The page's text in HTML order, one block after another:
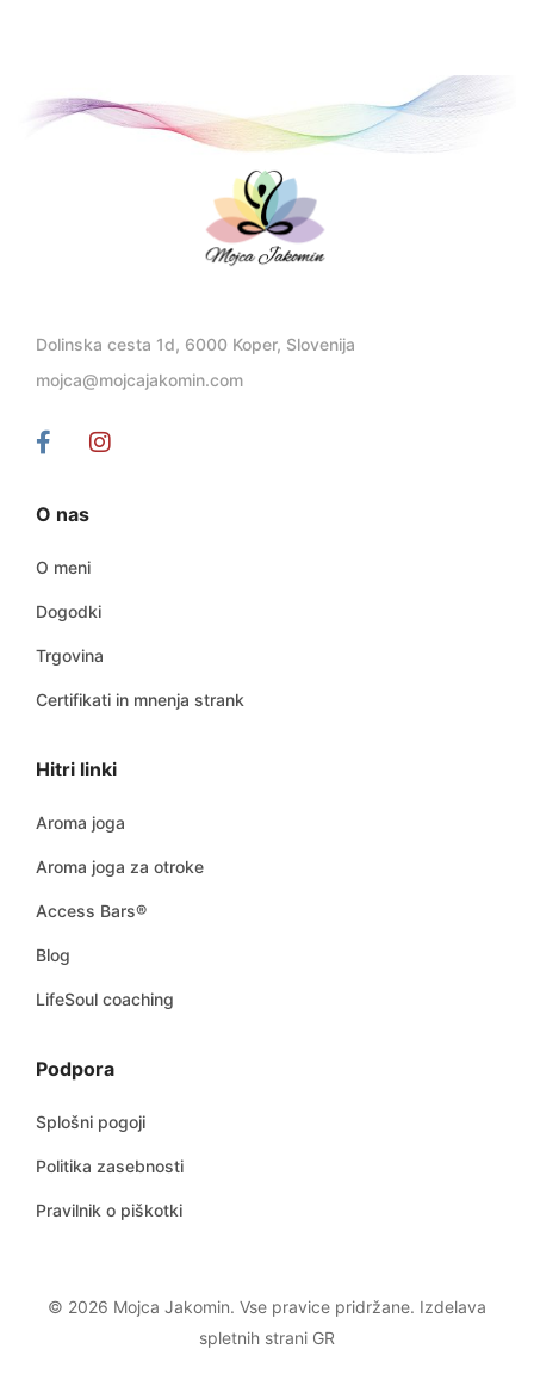
Dolinska cesta 1d, 6000 Koper, Slovenija
mojca@mojcajakomin.com
O nas
O meni
Dogodki
Trgovina
Certifikati in mnenja strank
Hitri linki
Aroma joga
Aroma joga za otroke
Access Bars®
Blog
LifeSoul coaching
Podpora
Splošni pogoji
Politika zasebnosti
Pravilnik o piškotki
© 2026 Mojca Jakomin. Vse pravice pridržane. Izdelava
spletnih strani GR